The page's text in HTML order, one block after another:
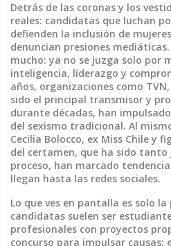
Detrás de las coronas y los
reales: candidatas que luchan
defienden la inclusión de
denuncian presiones
mucho: ya no se juzga solo por
inteligencia, liderazgo y
años, organizaciones como TVN,
sido el principal transmisor y
durante décadas, han
del sexismo tradicional. Al
Cecilia Bolocco, ex Miss Chile y
del certamen, que ha sido
proceso, han marcado
llegan hasta las redes sociales.
Lo que ves en pantalla es solo
candidatas suelen ser
profesionales con proyectos
concurso para impulsar causas: